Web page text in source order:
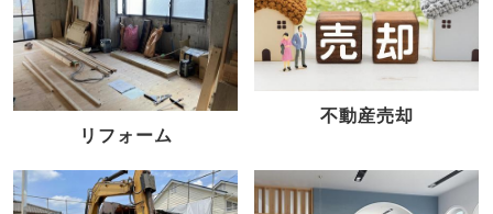
リフォーム
不動産売却